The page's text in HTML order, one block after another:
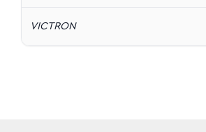
VICTRON